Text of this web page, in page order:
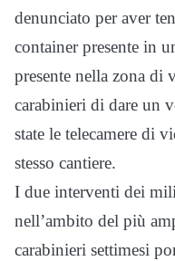
denunciato per aver
container presente in
presente nella zona di
carabinieri di dare un
state le telecamere di
stesso cantiere.
I due interventi dei
nell’ambito del più
carabinieri settimesi